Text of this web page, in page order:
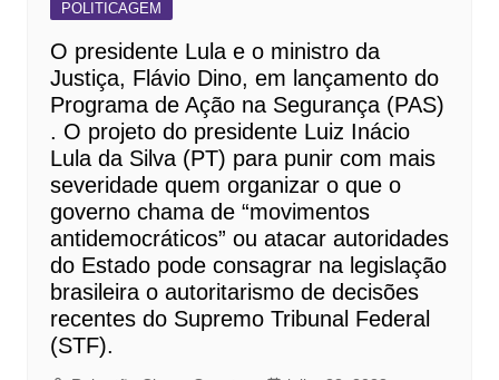
POLITICAGEM
O presidente Lula e o ministro da
Justiça, Flávio Dino, em lançamento do
Programa de Ação na Segurança (PAS)
. O projeto do presidente Luiz Inácio
Lula da Silva (PT) para punir com mais
severidade quem organizar o que o
governo chama de “movimentos
antidemocráticos” ou atacar autoridades
do Estado pode consagrar na legislação
brasileira o autoritarismo de decisões
recentes do Supremo Tribunal Federal
(STF).